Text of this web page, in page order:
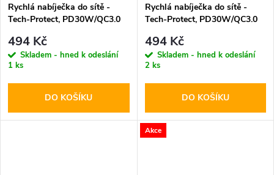
Rychlá nabíječka do sítě -
Tech-Protect, PD30W/QC3.0
494 Kč
Skladem - hned k odeslání
1 ks
DO KOŠÍKU
Rychlá nabíječka do sítě -
Tech-Protect, PD30W/QC3.0
494 Kč
Skladem - hned k odeslání
2 ks
DO KOŠÍKU
Akce